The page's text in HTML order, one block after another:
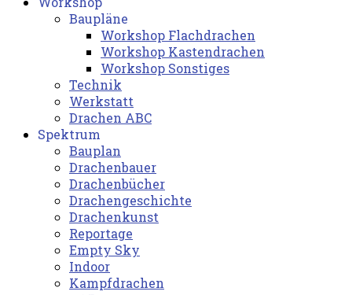
Baupläne
Workshop Flachdrachen
Workshop Kastendrachen
Workshop Sonstiges
Technik
Werkstatt
Drachen ABC
Spektrum
Bauplan
Drachenbauer
Drachenbücher
Drachengeschichte
Drachenkunst
Reportage
Empty Sky
Indoor
Kampfdrachen